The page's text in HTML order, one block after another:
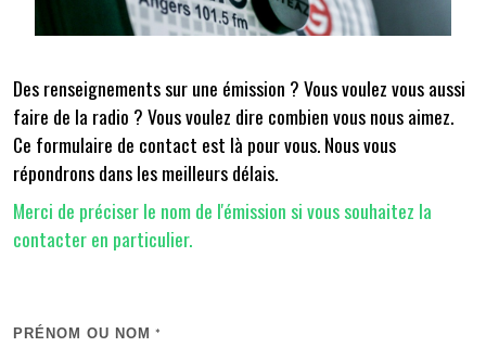
Des renseignements sur une émission ? Vous voulez vous aussi
faire de la radio ? Vous voulez dire combien vous nous aimez.
Ce formulaire de contact est là pour vous. Nous vous
répondrons dans les meilleurs délais.
Merci de préciser le nom de l'émission si vous souhaitez la
contacter en particulier.
PRÉNOM OU NOM *